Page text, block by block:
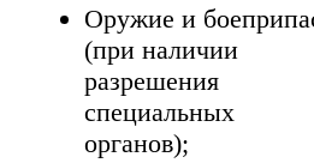
Оружие и
(при наличии
разрешения
специальных
органов);